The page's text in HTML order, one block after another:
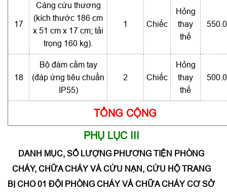
17
Cáng cứu thương
(kích thước 186 cm
x 51 cm x 17 cm; tải
trọng 160 kg).
1 Chiếc
Hỏng
thay
thế
18
Bộ đàm cầm tay
(đáp ứng tiêu chuẩn
IP55)
2 Chiếc
Hỏng
thay
thế
TỔNG CỘNG
PHỤ LỤC III
DANH MỤC, SỐ LƯỢNG PHƯƠNG TIỆN PHÒNG
CHÁY, CHỮA CHÁY VÀ CỨU NẠN, CỨU HỘ TRANG
BỊ CHO 01 ĐỘI PHÒNG CHÁY VÀ CHỮA CHÁY CƠ SỞ